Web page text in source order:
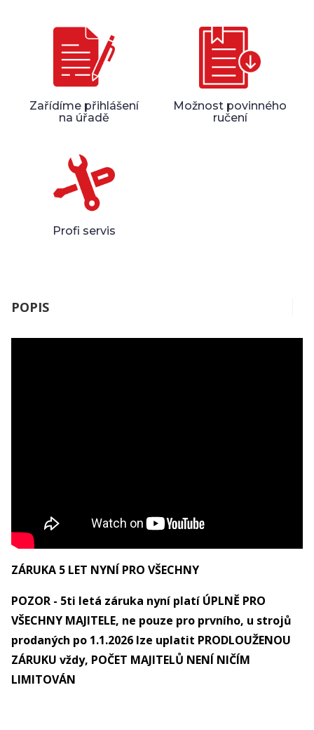
Zařídíme přihlášení
na úřadě
Možnost povinného
ručení
Profi servis
POPIS
ZÁRUKA 5 LET NYNÍ PRO VŠECHNY
POZOR - 5ti letá záruka nyní platí ÚPLNĚ PRO
VŠECHNY MAJITELE, ne pouze pro prvního, u strojů
prodaných po 1.1.2026 lze uplatit PRODLOUŽENOU
ZÁRUKU vždy, POČET MAJITELŮ NENÍ NIČÍM
LIMITOVÁN